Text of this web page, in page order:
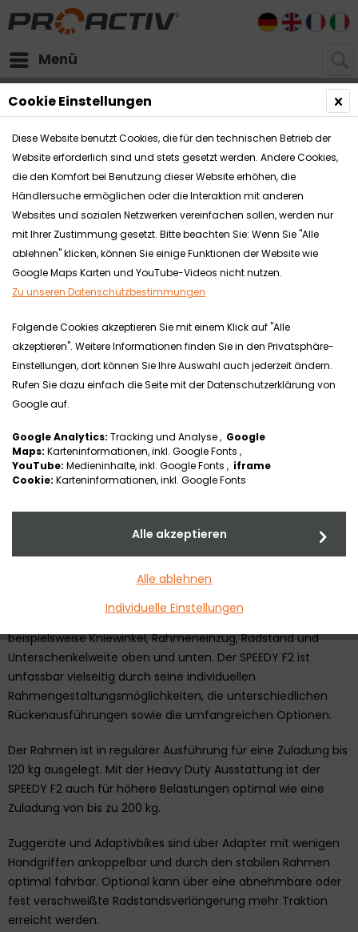
Menü
DE EN FR
Downloads Rollstühle
Zu den Produktvideos
SPEEDY F2
Der Starrrahmenrollstuhl SPEEDY F2 zeichnet sich durch
seinen komplett individuellen und verschweißten Rahmen
(inklusive Achse) und die daraus resultierenden
unebenen Strecken aus. Der Rahmen wird vollständig nach
den individuellen Maßen und Wünschen des Rollstuhlfahrers
14 Rahmen- und Fahrwerksparameter sind frei wählbar wie
beispielsweise Kniewinkel, Rahmeneinzug, Radstand und
Unterschenkelweite oben und unten. Der SPEEDY F2 ist
unfassbar vielseitig durch seine individuellen
Rahmengestaltungsmöglichkeiten, die unterschiedlichen
Rückenausführungen sowie die umfangreichen Optionen.
Der Rahmen ist in regulärer Ausführung für eine Zuladung bis
120 kg ausgelegt. Mit der Heavy Duty Ausstattung ist der
SPEEDY F2 auch für höhere Belastungen optimal wie eine
Zuladung von bis zu 200 kg.
Zuggeräte und Adaptivbikes sind über Adapter mit wenigen
Handgriffen ankoppelbar und durch den stabilen Rahmen
optimal fahrbar. Optional kann über eine abnehmbare oder
fest verschweißte Radstandsverlängerung mehr Traktion
erreicht werden.
Cookie Einstellungen
Diese Website benutzt Cookies, die für den technischen Betrieb der
Website erforderlich sind und stets gesetzt werden. Andere Cookies,
die den Komfort bei Benutzung dieser Website erhöhen, die
Händlersuche ermöglichen oder die Interaktion mit anderen
Websites und sozialen Netzwerken vereinfachen sollen, werden nur
mit Ihrer Zustimmung gesetzt. Bitte beachten Sie: Wenn Sie "Alle
ablehnen" klicken, können Sie einige Funktionen der Website wie
Google Maps Karten und YouTube-Videos nicht nutzen.
Zu unseren Datenschutzbestimmungen
Folgende Cookies akzeptieren Sie mit einem Klick auf "Alle
akzeptieren". Weitere Informationen finden Sie in den Privatsphäre-
Einstellungen, dort können Sie Ihre Auswahl auch jederzeit ändern.
Rufen Sie dazu einfach die Seite mit der Datenschutzerklärung von
Google auf.
Google Analytics: Tracking und Analyse , Google
Maps: Karteninformationen, inkl. Google Fonts ,
YouTube: Medieninhalte, inkl. Google Fonts , iframe
Cookie: Karteninformationen, inkl. Google Fonts
Individuelle Einstellungen
Alle ablehnen
Alle akzeptieren